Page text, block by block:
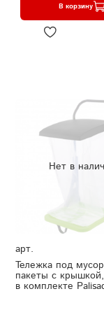
В корзину
Нет в
арт.
Тележка под
пакеты с
в комплекте